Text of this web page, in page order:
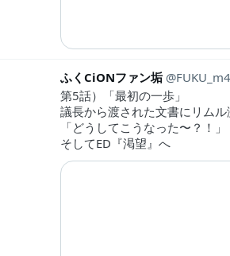
ふくCiONファン垢
第5話）「最初の一歩」
議長から渡された文書にリムル
「どうしてこうなった〜？！」
そしてED『渇望』へ